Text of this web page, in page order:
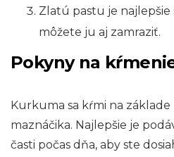
Zlatú pastu je
môžete ju aj zamraziť.
Pokyny na
Kurkuma sa kŕmi na
maznáčika. Najlepšie je
časti počas dňa, aby ste